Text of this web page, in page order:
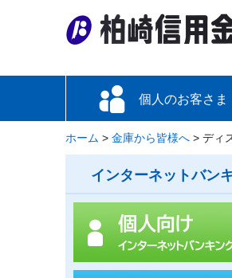
個人のお客さま
お金をためる・増やす
お金を借りる
備える
便利な使い方
各種手数料
金利情報
ホーム > 金庫から皆様へ > ディ
インターネットバン